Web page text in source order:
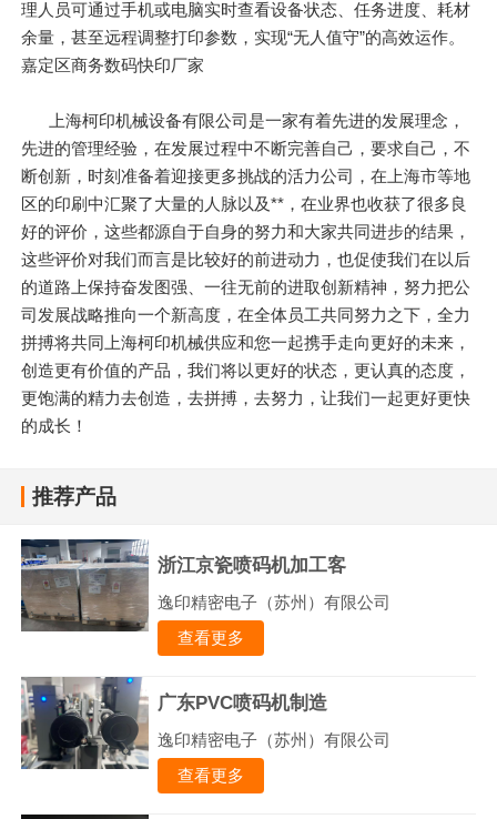
理人员可通过手机或电脑实时查看设备状态、任务进度、耗材
余量，甚至远程调整打印参数，实现“无人值守”的高效运作。
嘉定区商务数码快印厂家
上海柯印机械设备有限公司是一家有着先进的发展理念，
先进的管理经验，在发展过程中不断完善自己，要求自己，不
断创新，时刻准备着迎接更多挑战的活力公司，在上海市等地
区的印刷中汇聚了大量的人脉以及**，在业界也收获了很多良
好的评价，这些都源自于自身的努力和大家共同进步的结果，
这些评价对我们而言是比较好的前进动力，也促使我们在以后
的道路上保持奋发图强、一往无前的进取创新精神，努力把公
司发展战略推向一个新高度，在全体员工共同努力之下，全力
拼搏将共同上海柯印机械供应和您一起携手走向更好的未来，
创造更有价值的产品，我们将以更好的状态，更认真的态度，
更饱满的精力去创造，去拼搏，去努力，让我们一起更好更快
的成长！
推荐产品
浙江京瓷喷码机加工客
逸印精密电子（苏州）有限公司
查看更多
广东PVC喷码机制造
逸印精密电子（苏州）有限公司
查看更多